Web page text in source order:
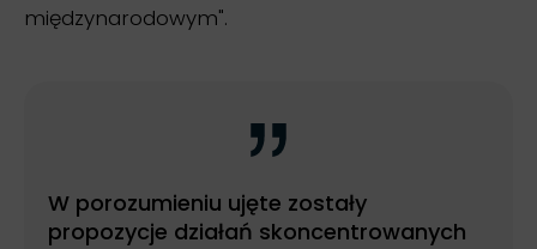
międzynarodowym".
W porozumieniu ujęte zostały
propozycje działań skoncentrowanych